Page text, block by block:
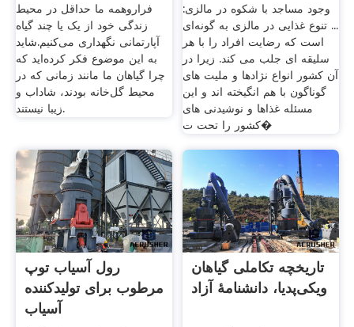
فراروهمه ما حداقل در محیط
زندگی خود از یک یا چند گیاه
آپارتمانی نگهداری می‌کنیم.شاید
به این موضوع فکر کرده‌اید که
چرا گیاهان ما مانند زمانی که در
محیط گل‌خانه بودند، شاداب و
زیبا نیستند.
وجود مساجد با شکوه در مالزی:
... تنوع غذایی در مالزی به گونه‌ای
است که رضایت افراد را با هر
سلیقه ای جلب می کند. زیرا در
آن کشور انواع نژادها و ملیت های
گوناگون با هم انگیخته اند و این
مسئله غذاها و نوشیدنی های
کشور را تحت ت�
رول آسیاب توپ
مرطوب برای تولیدکننده
آسیاب
تاریخچه تکاملی گیاهان
ویکی‌پدیا، دانشنامهٔ آزاد